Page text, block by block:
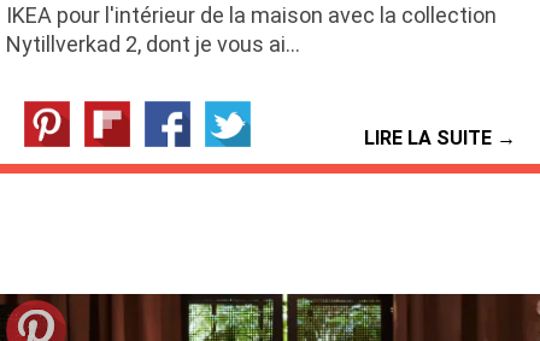
IKEA pour l'intérieur de la maison avec la collection
Nytillverkad 2, dont je vous ai…
LIRE LA SUITE →